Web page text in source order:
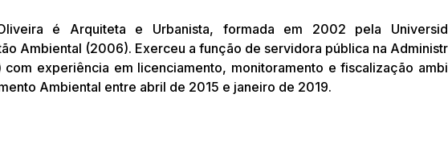
é Arquiteta e Urbanista, formada em 2002 pela
Ambiental (2006). Exerceu a função de servidora pública na
experiência em licenciamento, monitoramento e fiscalização
Ambiental entre abril de 2015 e janeiro de 2019.